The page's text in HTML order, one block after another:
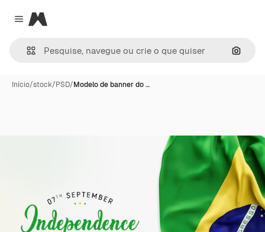
Close menu
Magnific
Início/stock/PSD/Modelo de banner do …